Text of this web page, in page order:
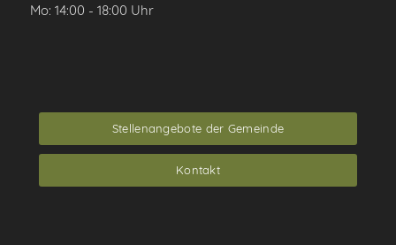
Mo: 14:00 - 18:00 Uhr
Stellenangebote der Gemeinde
Kontakt